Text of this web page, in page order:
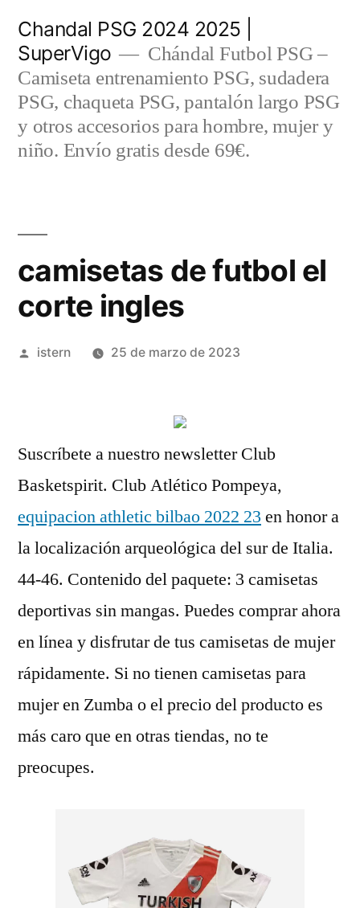
contenido
Chandal PSG 2024 2025 |
SuperVigo
Chándal Futbol PSG –
Camiseta entrenamiento PSG, sudadera
PSG, chaqueta PSG, pantalón largo PSG
y otros accesorios para hombre, mujer y
niño. Envío gratis desde 69€.
camisetas de futbol el
corte ingles
Publicado
istern 25 de marzo de 2023
Suscríbete a nuestro newsletter Club
Basketspirit. Club Atlético Pompeya,
equipacion athletic bilbao 2022 23 en honor a
la localización arqueológica del sur de Italia.
44-46. Contenido del paquete: 3 camisetas
deportivas sin mangas. Puedes comprar ahora
en línea y disfrutar de tus camisetas de mujer
rápidamente. Si no tienen camisetas para
mujer en Zumba o el precio del producto es
más caro que en otras tiendas, no te
preocupes.